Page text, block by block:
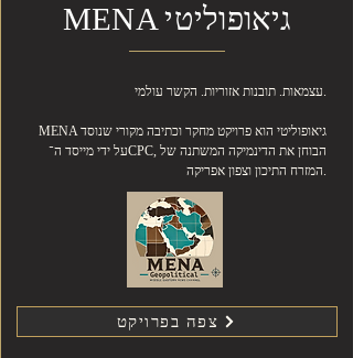
MENA גיאופוליטי
עצמאות. תובנות אזוריות. הקשר עולמי.
MENA גיאופוליטי הוא פרויקט מחקר וכתיבה מקורי שנוסד
על ידי מייסד ה־CPC, הבוחן את הדינמיקה המשתנה של
המזרח התיכון וצפון אפריקה.
צפה בפרויקט